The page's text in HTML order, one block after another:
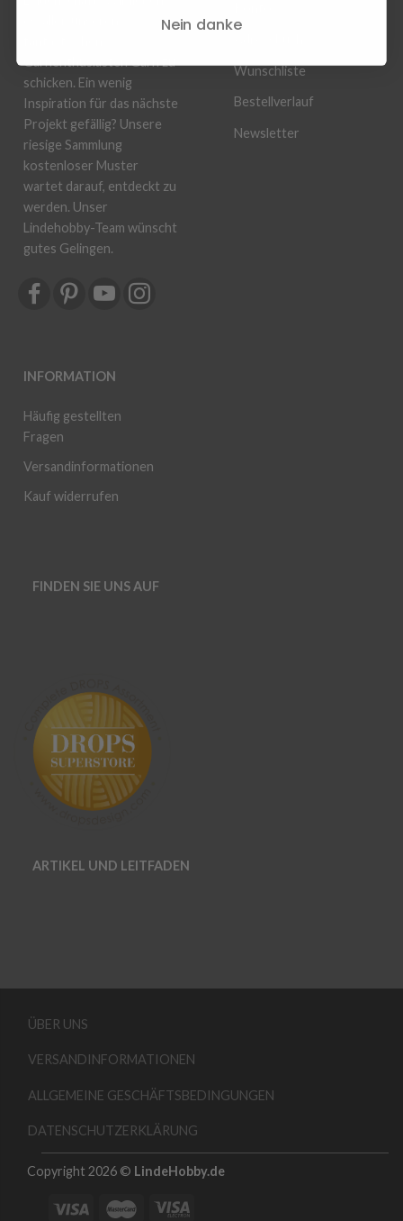
Garnenthusiasten Garn zu
schicken. Ein wenig
Inspiration für das nächste
Projekt gefällig? Unsere
riesige Sammlung
kostenloser Muster
wartet darauf, entdeckt zu
werden. Unser
Lindehobby-Team wünscht
gutes Gelingen.
INFORMATION
Häufig gestellten
Fragen
Versandinformationen
Kauf widerrufen
Wunschliste
Bestellverlauf
Newsletter
FINDEN SIE UNS AUF
ARTIKEL UND LEITFADEN
ÜBER UNS
VERSANDINFORMATIONEN
ALLGEMEINE GESCHÄFTSBEDINGUNGEN
DATENSCHUTZERKLÄRUNG
Copyright 2026 © LindeHobby.de
Nein danke